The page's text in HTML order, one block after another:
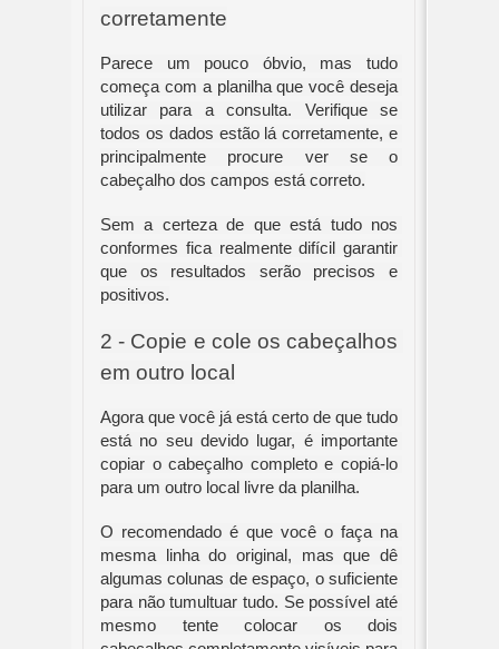
corretamente
Parece um pouco óbvio, mas tudo
começa com a planilha que você deseja
utilizar para a consulta. Verifique se
todos os dados estão lá corretamente, e
principalmente procure ver se o
cabeçalho dos campos está correto.
Sem a certeza de que está tudo nos
conformes fica realmente difícil garantir
que os resultados serão precisos e
positivos.
2 - Copie e cole os cabeçalhos
em outro local
Agora que você já está certo de que tudo
está no seu devido lugar, é importante
copiar o cabeçalho completo e copiá-lo
para um outro local livre da planilha.
O recomendado é que você o faça na
mesma linha do original, mas que dê
algumas colunas de espaço, o suficiente
para não tumultuar tudo. Se possível até
mesmo tente colocar os dois